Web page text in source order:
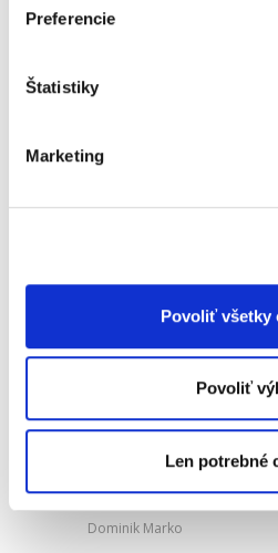
Preferencie
Štatistiky
Marketing
Povoliť všetky
Povoliť
Len potrebné
Monografia sa zaoberá
využívaním internetu. Jej
Dominik Marko